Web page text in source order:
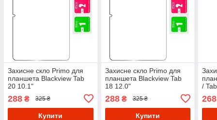
Захисне скло Primo для
планшета Blackview Tab
20 10.1"
288 ₴ 325 ₴
Купити
Захисне скло Primo для
планшета Blackview Tab
18 12.0"
288₴ 325 ₴
Купити
/
268